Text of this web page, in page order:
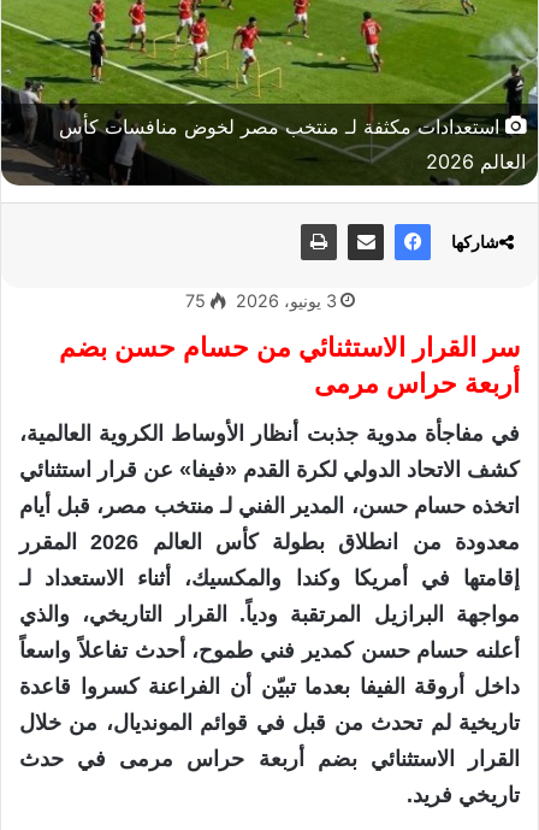
استعدادات مكثفة لـ منتخب مصر لخوض منافسات كأس
العالم 2026
3 يونيو، 2026 75
سر القرار الاستثنائي من حسام حسن بضم
أربعة حراس مرمى
في مفاجأة مدوية جذبت أنظار الأوساط الكروية العالمية،
كشف الاتحاد الدولي لكرة القدم «فيفا» عن قرار استثنائي
اتخذه حسام حسن، المدير الفني لـ منتخب مصر، قبل أيام
معدودة من انطلاق بطولة كأس العالم 2026 المقرر
إقامتها في أمريكا وكندا والمكسيك، أثناء الاستعداد لـ
مواجهة البرازيل المرتقبة ودياً. القرار التاريخي، والذي
أعلنه حسام حسن كمدير فني طموح، أحدث تفاعلاً واسعاً
داخل أروقة الفيفا بعدما تبيّن أن الفراعنة كسروا قاعدة
تاريخية لم تحدث من قبل في قوائم المونديال، من خلال
القرار الاستثنائي بضم أربعة حراس مرمى في حدث
تاريخي فريد.
شاركها